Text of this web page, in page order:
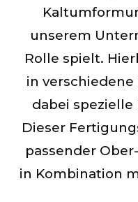
unserem
Rolle spielt.
in
dabei
Dieser
passender
in Kombination